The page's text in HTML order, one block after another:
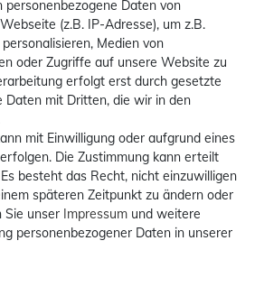
Daten von
(z.B. IP-Adresse), um z.B.
Medien von
oder Zugriffe auf unsere Website zu
erfolgt erst durch gesetzte
Daten mit Dritten, die wir in den
mit Einwilligung oder aufgrund eines
Die Zustimmung kann erteilt
besteht das Recht, nicht einzuwilligen
späteren Zeitpunkt zu ändern oder
Sie unser Impressum und weitere
personenbezogener Daten in unserer